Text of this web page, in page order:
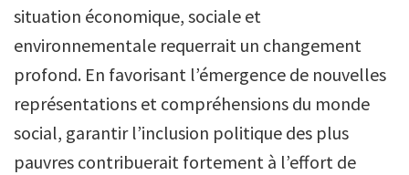
situation économique, sociale et
environnementale requerrait un changement
profond. En favorisant l’émergence de nouvelles
représentations et compréhensions du monde
social, garantir l’inclusion politique des plus
pauvres contribuerait fortement à l’effort de